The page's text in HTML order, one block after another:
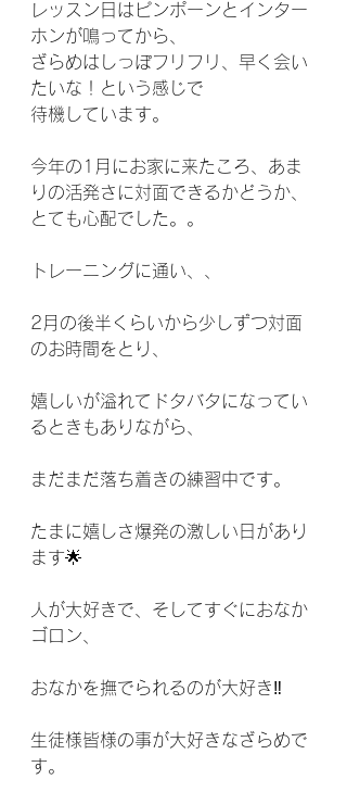
レッスン日はピンポーンとインター
ホンが鳴ってから、
ざらめはしっぽフリフリ、早く会い
たいな！という感じで
待機しています。
今年の1月にお家に来たころ、あま
りの活発さに対面できるかどうか、
とても心配でした。。
トレーニングに通い、、
2月の後半くらいから少しずつ対面
のお時間をとり、
嬉しいが溢れてドタバタになってい
るときもありながら、
まだまだ落ち着きの練習中です。
たまに嬉しさ爆発の激しい日があり
ます🌟
人が大好きで、そしてすぐにおなか
ゴロン、
おなかを撫でられるのが大好き‼️
生徒様皆様の事が大好きなざらめで
す。